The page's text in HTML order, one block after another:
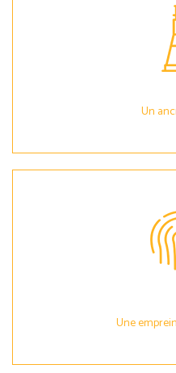
Un
Une